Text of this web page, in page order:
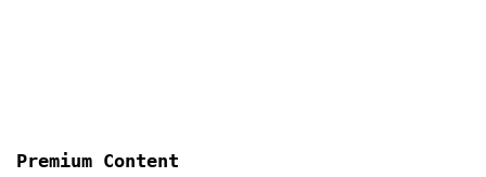
Premium Content